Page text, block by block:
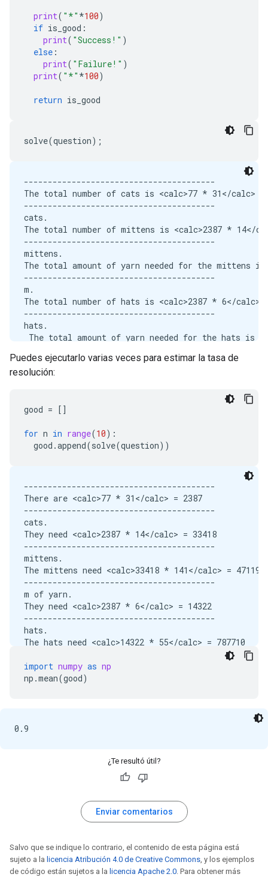
print( "*" *100)
if is_good :
print( "Success!" )
else :
print( "Failure!" )
print( "*" *100)
return is_good
solve(question);
----------------------------------------
The total number of cats is <calc>77 * 31</calc> =
----------------------------------------
cats.
The total number of mittens is <calc>2387 * 14</
----------------------------------------
mittens.
The total amount of yarn needed for the mittens is
----------------------------------------
m.
The total number of hats is <calc>2387 * 6</calc>
----------------------------------------
hats.
The total amount of yarn needed for the hats is
m.
In total, <calc>4711938 + 787710</calc> = 5499648
Puedes ejecutarlo varias veces para estimar la tasa de
resolución:
good = []
for n in range(10):
good .append(solve(question))
----------------------------------------
There are <calc>77 * 31</calc> = 2387
----------------------------------------
cats.
They need <calc>2387 * 14</calc> = 33418
----------------------------------------
mittens.
The mittens need <calc>33418 * 141</calc> =
----------------------------------------
m of yarn.
They need <calc>2387 * 6</calc> = 14322
----------------------------------------
hats.
The hats need <calc>14322 * 55</calc> = 787710
m of yarn.
They need a total of <calc>4711938 + 787710</
There are <calc>77 * 31</calc> = 2387
So for the mittens, we need <calc>2387 * 14</calc>
----------------------------------------
That means we need <calc>33418 * 141</calc> =
----------------------------------------
m of yarn for mittens.
----------------------------------------
hats.
That means we need <calc>14322 * 55</calc> =
import numpy as np
np .mean(good)
¿Te resultó útil?
Enviar comentarios
Salvo que se indique lo contrario, el contenido de esta página está
sujeto a la licencia Atribución 4.0 de Creative Commons, y los ejemplos
de código están sujetos a la licencia Apache 2.0. Para obtener más